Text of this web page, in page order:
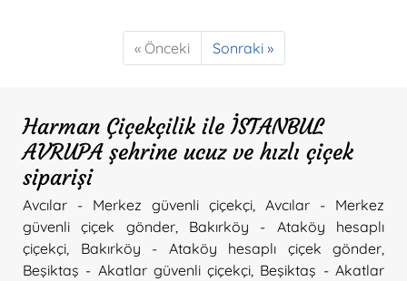
« Önceki Sonraki »
Harman Çiçekçilik ile İSTANBUL
AVRUPA şehrine ucuz ve hızlı çiçek
siparişi
Avcılar - Merkez güvenli çiçekçi
Avcılar - Merkez
güvenli çiçek gönder, Bakırköy - Ataköy hesaplı
çiçekçi
Bakırköy - Ataköy hesaplı çiçek gönder
Beşiktaş - Akatlar güvenli çiçekçi Beşiktaş - Akatlar